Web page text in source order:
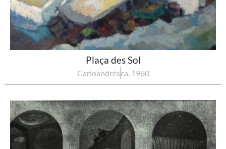
Plaça des Sol
Carloandrésca. 1960